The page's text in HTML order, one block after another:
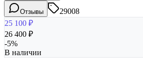
Отзывы
29008
25 100 ₽
26 400 ₽
-5%
В наличии